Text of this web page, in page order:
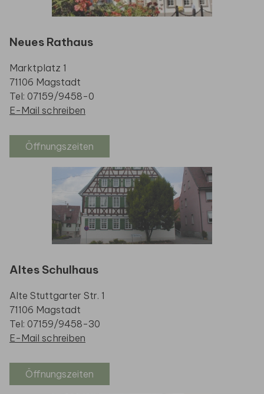
Neues Rathaus
Marktplatz 1
71106 Magstadt
Tel: 07159/9458-0
E-Mail schreiben
Öffnungszeiten
Altes Schulhaus
Alte Stuttgarter Str. 1
71106 Magstadt
Tel: 07159/9458-30
E-Mail schreiben
Öffnungszeiten